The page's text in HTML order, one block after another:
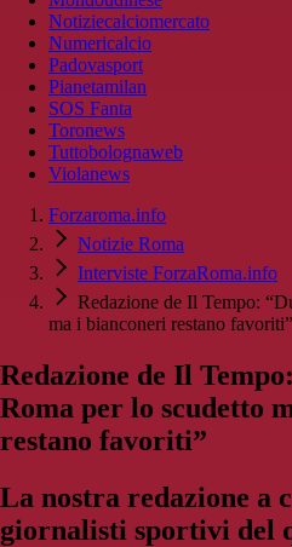
Notiziecalciomercato
Numericalcio
Padovasport
Pianetamilan
SOS Fanta
Toronews
Tuttobolognaweb
Violanews
Forzaroma.info
Notizie Roma
Interviste ForzaRoma.info
Redazione de Il Tempo:
ma i bianconeri restano favoriti”
Redazione de Il
Roma per lo scudetto
restano favoriti”
La nostra redazione a
giornalisti sportivi del